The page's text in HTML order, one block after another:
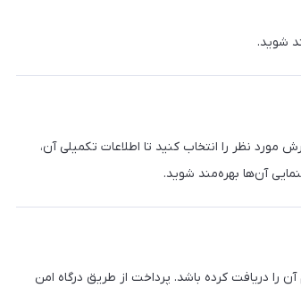
شوید.
مورد نظر را انتخاب کنید تا اطلاعات تکمیلی آن،
آن‌ها بهره‌مند شوید.
را دریافت کرده باشد. پرداخت از طریق درگاه امن